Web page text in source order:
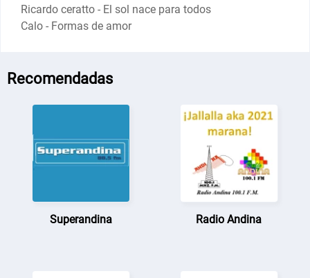
Ricardo ceratto - El sol nace para todos
Calo - Formas de amor
Recomendadas
Superandina Radio Andina